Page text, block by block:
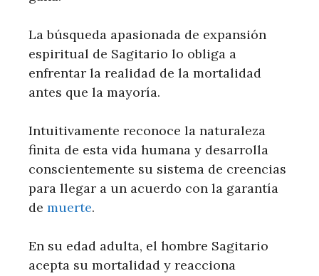
La búsqueda apasionada de expansión
espiritual de Sagitario lo obliga a
enfrentar la realidad de la mortalidad
antes que la mayoría.
Intuitivamente reconoce la naturaleza
finita de esta vida humana y desarrolla
conscientemente su sistema de creencias
para llegar a un acuerdo con la garantía
de muerte.
En su edad adulta, el hombre Sagitario
acepta su mortalidad y reacciona